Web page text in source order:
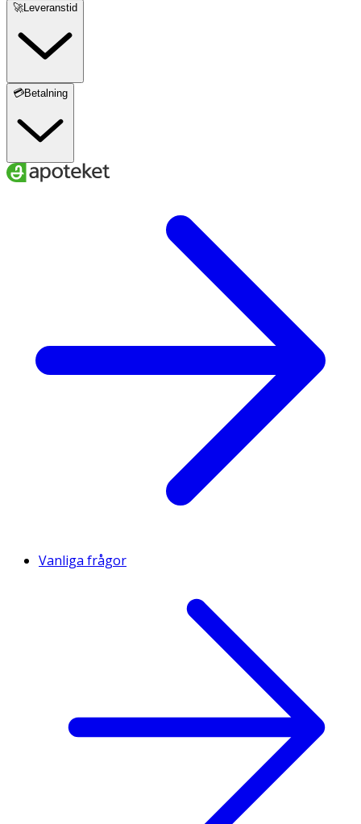
🚀Leveranstid
💳Betalning
Vanliga frågor